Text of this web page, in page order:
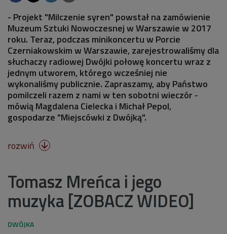
- Projekt "Milczenie syren" powstał na zamówienie
Muzeum Sztuki Nowoczesnej w Warszawie w 2017
roku. Teraz, podczas minikoncertu w Porcie
Czerniakowskim w Warszawie, zarejestrowaliśmy dla
słuchaczy radiowej Dwójki połowę koncertu wraz z
jednym utworem, którego wcześniej nie
wykonaliśmy publicznie. Zapraszamy, aby Państwo
pomilczeli razem z nami w ten sobotni wieczór -
mówią Magdalena Cielecka i Michał Pepol,
gospodarze "Miejscówki z Dwójką".
rozwiń 
Tomasz Mreńca i jego
muzyka [ZOBACZ WIDEO]